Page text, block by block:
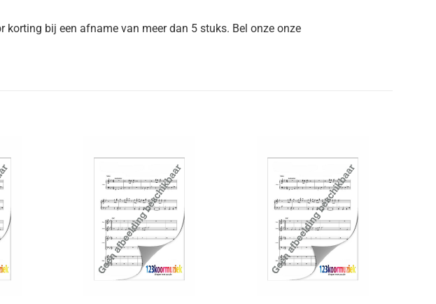
bij een afname van meer dan 5 stuks. Bel onze onze